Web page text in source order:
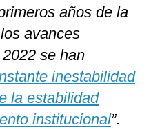
años de la
avances
se han
inestabilidad
la estabilidad
institucional”.